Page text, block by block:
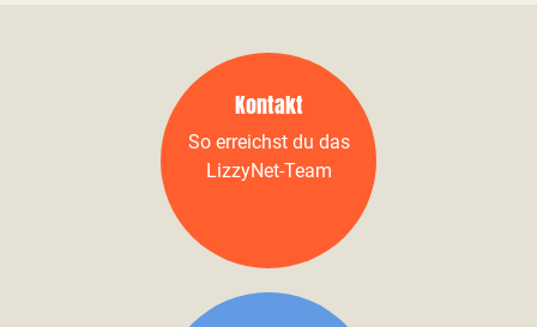
Kontakt
So erreichst du das
LizzyNet-Team